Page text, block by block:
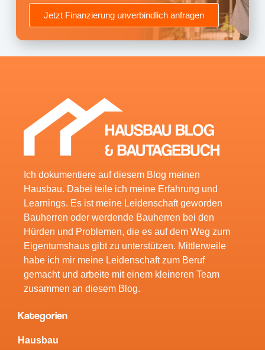
Jetzt Finanzierung unverbindlich anfragen
Ich dokumentiere auf diesem Blog meinen
Hausbau. Dabei teile ich meine Erfahrung und
Learnings. Es ist meine Leidenschaft geworden
Bauherren oder werdende Bauherren bei den
Hürden und Problemen, die es auf dem Weg zum
Eigentumshaus gibt zu unterstützen. Mittlerweile
habe ich mir meine Leidenschaft zum Beruf
gemacht und arbeite mit einem kleineren Team
zusammen an diesem Blog.
Kategorien
Hausbau